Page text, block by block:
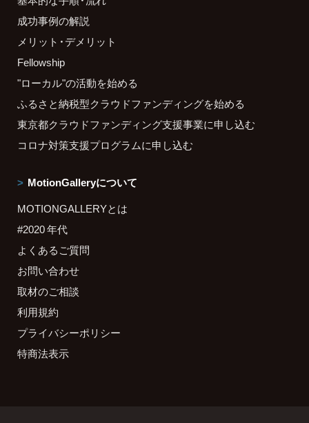
成功事例の解説
メリット・デメリット
Fellowship
"ローカル"の活動を始める
ふるさと納税型クラウドファンディングを始める
東京都クラウドファンディング支援事業に申し込む
コロナ対策支援プログラムに申し込む
MotionGalleryについて
MOTIONGALLERYとは
#2020 年代
よくあるご質問
お問い合わせ
取材のご相談
利用規約
プライバシーポリシー
特商法表示